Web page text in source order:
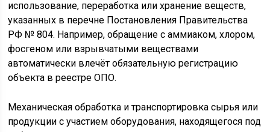
использование, переработка или хранение веществ,
указанных в перечне Постановления Правительства
РФ № 804. Например, обращение с аммиаком, хлором,
фосгеном или взрывчатыми веществами
автоматически влечёт обязательную регистрацию
объекта в реестре ОПО.
Механическая обработка и транспортировка сырья или
продукции с участием оборудования, находящегося под